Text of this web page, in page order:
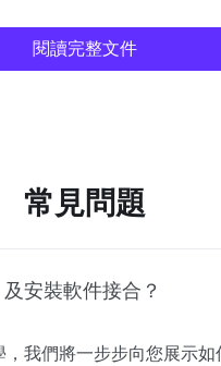
閱讀完整文件
常見問題
安裝軟件接合？
，我們將一步步向您展示如